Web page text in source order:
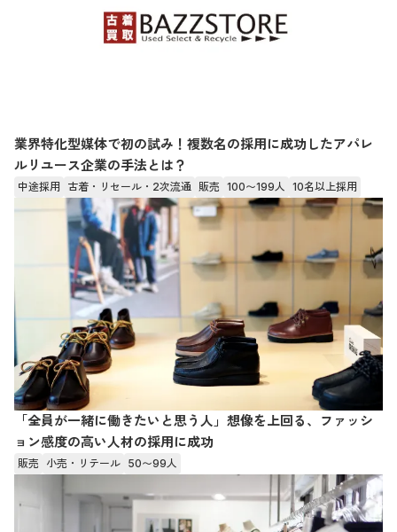
業界特化型媒体で初の試み！複数名の採用に成功したアパレ
ルリユース企業の手法とは？
中途採用 古着・リセール・2次流通 販売 100〜199人 10名以上採用
「全員が一緒に働きたいと思う人」想像を上回る、ファッシ
ョン感度の高い人材の採用に成功
販売 小売・リテール 50〜99人